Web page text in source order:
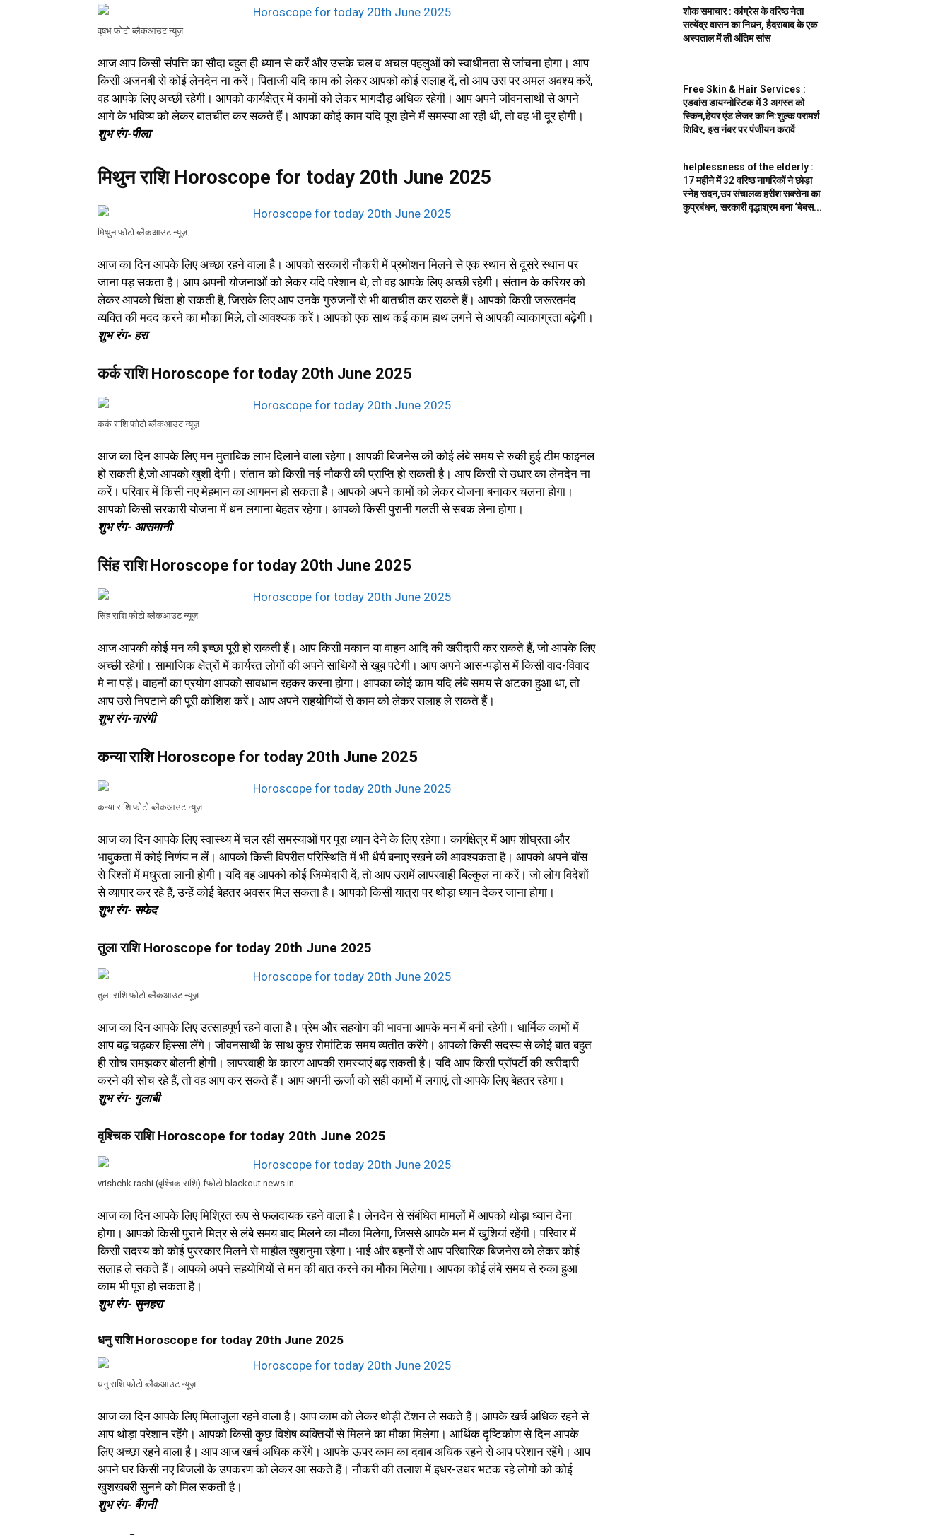
वृषभ फोटो ब्लैकआउट न्यूज़
आज आप किसी संपत्ति का सौदा बहुत ही ध्यान से करें और उसके चल व अचल पहलुओं को स्वाधीनता से जांचना होगा। आप
किसी अजनबी से कोई लेनदेन ना करें। पिताजी यदि काम को लेकर आपको कोई सलाह दें, तो आप उस पर अमल अवश्य करें,
वह आपके लिए अच्छी रहेगी। आपको कार्यक्षेत्र में कामों को लेकर भागदौड़ अधिक रहेगी। आप अपने जीवनसाथी से अपने
आगे के भविष्य को लेकर बातचीत कर सकते हैं। आपका कोई काम यदि पूरा होने में समस्या आ रही थी, तो वह भी दूर होगी।
शुभ रंग-पीला
मिथुन राशि Horoscope for today 20th June 2025
मिथुन फोटो ब्लैकआउट न्यूज़
आज का दिन आपके लिए अच्छा रहने वाला है। आपको सरकारी नौकरी में प्रमोशन मिलने से एक स्थान से दूसरे स्थान पर
जाना पड़ सकता है। आप अपनी योजनाओं को लेकर यदि परेशान थे, तो वह आपके लिए अच्छी रहेगी। संतान के करियर को
लेकर आपको चिंता हो सकती है, जिसके लिए आप उनके गुरुजनों से भी बातचीत कर सकते हैं। आपको किसी जरूरतमंद
व्यक्ति की मदद करने का मौका मिले, तो आवश्यक करें। आपको एक साथ कई काम हाथ लगने से आपकी व्याकाग्रता बढ़ेगी।
शुभ रंग- हरा
कर्क राशि Horoscope for today 20th June 2025
कर्क राशि फोटो ब्लैकआउट न्यूज़
आज का दिन आपके लिए मन मुताबिक लाभ दिलाने वाला रहेगा। आपकी बिजनेस की कोई लंबे समय से रुकी हुई टीम फाइनल
हो सकती है,जो आपको खुशी देगी। संतान को किसी नई नौकरी की प्राप्ति हो सकती है। आप किसी से उधार का लेनदेन ना
करें। परिवार में किसी नए मेहमान का आगमन हो सकता है। आपको अपने कामों को लेकर योजना बनाकर चलना होगा।
आपको किसी सरकारी योजना में धन लगाना बेहतर रहेगा। आपको किसी पुरानी गलती से सबक लेना होगा।
शुभ रंग- आसमानी
सिंह राशि Horoscope for today 20th June 2025
सिंह राशि फोटो ब्लैकआउट न्यूज़
आज आपकी कोई मन की इच्छा पूरी हो सकती हैं। आप किसी मकान या वाहन आदि की खरीदारी कर सकते हैं, जो आपके लिए
अच्छी रहेगी। सामाजिक क्षेत्रों में कार्यरत लोगों की अपने साथियों से खूब पटेगी। आप अपने आस-पड़ोस में किसी वाद-विवाद
मे ना पड़ें। वाहनों का प्रयोग आपको सावधान रहकर करना होगा। आपका कोई काम यदि लंबे समय से अटका हुआ था, तो
आप उसे निपटाने की पूरी कोशिश करें। आप अपने सहयोगियों से काम को लेकर सलाह ले सकते हैं।
शुभ रंग-नारंगी
कन्या राशि Horoscope for today 20th June 2025
कन्या राशि फोटो ब्लैकआउट न्यूज़
आज का दिन आपके लिए स्वास्थ्य में चल रही समस्याओं पर पूरा ध्यान देने के लिए रहेगा। कार्यक्षेत्र में आप शीघ्रता और
भावुकता में कोई निर्णय न लें। आपको किसी विपरीत परिस्थिति में भी धैर्य बनाए रखने की आवश्यकता है। आपको अपने बॉस
से रिश्तों में मधुरता लानी होगी। यदि वह आपको कोई जिम्मेदारी दें, तो आप उसमें लापरवाही बिल्कुल ना करें। जो लोग विदेशों
से व्यापार कर रहे हैं, उन्हें कोई बेहतर अवसर मिल सकता है। आपको किसी यात्रा पर थोड़ा ध्यान देकर जाना होगा।
शुभ रंग- सफेद
तुला राशि Horoscope for today 20th June 2025
तुला राशि फोटो ब्लैकआउट न्यूज़
आज का दिन आपके लिए उत्साहपूर्ण रहने वाला है। प्रेम और सहयोग की भावना आपके मन में बनी रहेगी। धार्मिक कामों में
आप बढ़ चढ़कर हिस्सा लेंगे। जीवनसाथी के साथ कुछ रोमांटिक समय व्यतीत करेंगे। आपको किसी सदस्य से कोई बात बहुत
ही सोच समझकर बोलनी होगी। लापरवाही के कारण आपकी समस्याएं बढ़ सकती है। यदि आप किसी प्रॉपर्टी की खरीदारी
करने की सोच रहे हैं, तो वह आप कर सकते हैं। आप अपनी ऊर्जा को सही कामों में लगाएं, तो आपके लिए बेहतर रहेगा।
शुभ रंग- गुलाबी
वृश्चिक राशि Horoscope for today 20th June 2025
vrishchk rashi (वृश्चिक राशि) fफोटो blackout news.in
आज का दिन आपके लिए मिश्रित रूप से फलदायक रहने वाला है। लेनदेन से संबंधित मामलों में आपको थोड़ा ध्यान देना
होगा। आपको किसी पुराने मित्र से लंबे समय बाद मिलने का मौका मिलेगा, जिससे आपके मन में खुशियां रहेंगी। परिवार में
किसी सदस्य को कोई पुरस्कार मिलने से माहौल खुशनुमा रहेगा। भाई और बहनों से आप परिवारिक बिजनेस को लेकर कोई
सलाह ले सकते हैं। आपको अपने सहयोगियों से मन की बात करने का मौका मिलेगा। आपका कोई लंबे समय से रुका हुआ
काम भी पूरा हो सकता है।
शुभ रंग- सुनहरा
धनु राशि Horoscope for today 20th June 2025
धनु राशि फोटो ब्लैकआउट न्यूज़
आज का दिन आपके लिए मिलाजुला रहने वाला है। आप काम को लेकर थोड़ी टेंशन ले सकते हैं। आपके खर्च अधिक रहने से
आप थोड़ा परेशान रहेंगे। आपको किसी कुछ विशेष व्यक्तियों से मिलने का मौका मिलेगा। आर्थिक दृष्टिकोण से दिन आपके
लिए अच्छा रहने वाला है। आप आज खर्च अधिक करेंगे। आपके ऊपर काम का दवाब अधिक रहने से आप परेशान रहेंगे। आप
अपने घर किसी नए बिजली के उपकरण को लेकर आ सकते हैं। नौकरी की तलाश में इधर-उधर भटक रहे लोगों को कोई
खुशखबरी सुनने को मिल सकती है।
शुभ रंग- बैंगनी
शोक समाचार : कांग्रेस के वरिष्ठ नेता
सत्येंद्र वासन का निधन, हैदराबाद के एक
अस्पताल में ली अंतिम सांस
Free Skin & Hair Services :
एडवांस डायग्नोस्टिक में 3 अगस्त को
स्किन,हेयर एंड लेजर का नि:शुल्क परामर्श
शिविर, इस नंबर पर पंजीयन करावें
helplessness of the elderly :
17 महीने में 32 वरिष्ठ नागरिकों ने छोड़ा
स्नेह सदन,उप संचालक हरीश सक्सेना का
कुप्रबंधन, सरकारी वृद्धाश्रम बना ‘बेबस...